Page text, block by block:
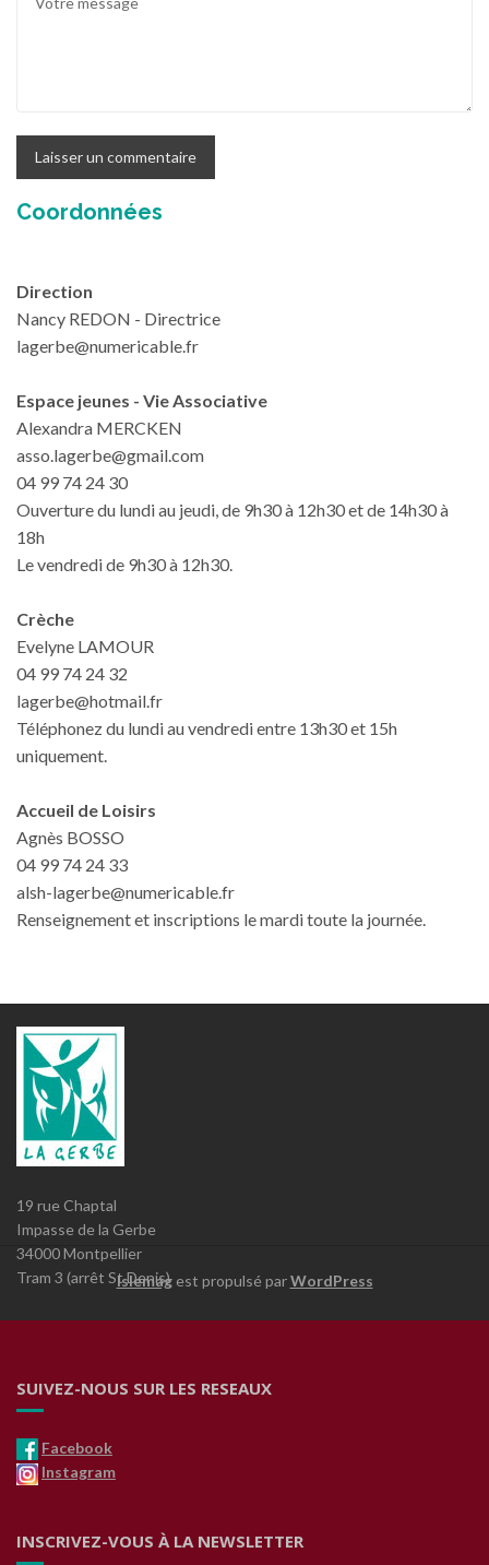
Coordonnées
Direction
Nancy REDON - Directrice
lagerbe@numericable.fr
Espace jeunes - Vie Associative
Alexandra MERCKEN
asso.lagerbe@gmail.com
04 99 74 24 30
Ouverture du lundi au jeudi, de 9h30 à 12h30 et de 14h30 à
18h
Le vendredi de 9h30 à 12h30.
Crèche
Evelyne LAMOUR
04 99 74 24 32
lagerbe@hotmail.fr
Téléphonez du lundi au vendredi entre 13h30 et 15h
uniquement.
Accueil de Loisirs
Agnès BOSSO
04 99 74 24 33
alsh-lagerbe@numericable.fr
Renseignement et inscriptions le mardi toute la journée.
19 rue Chaptal
Impasse de la Gerbe
34000 Montpellier
Tram 3 (arrêt St Denis)
SUIVEZ-NOUS SUR LES RESEAUX
Facebook
Instagram
INSCRIVEZ-VOUS À LA NEWSLETTER
Islemagest propulsé parWordPress